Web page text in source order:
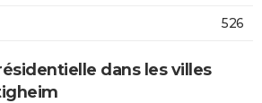
526
dans les villes